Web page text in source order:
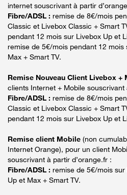
internet souscrivant à partir
Fibre/ADSL : remise de 8€/mois
Classic et Livebox Classic + Smart
pendant 12 mois sur Livebox Up et
remise de 5€/mois pendant 12
Max + Smart TV.
Remise Nouveau Client Livebox +
clients Internet + Mobile souscrivant
Fibre/ADSL : remise de 8€/mois
Classic et Livebox Classic + Smart
pendant 12 mois sur Livebox Up et
Remise client Mobile (non
Internet Orange), pour un client
souscrivant à partir d’orange.fr :
Fibre/ADSL : remise de 5€/mois
Up et Max + Smart TV.